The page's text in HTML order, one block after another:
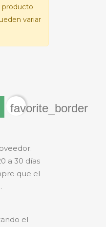
producto
variar
favorite_border
a 30 días
que el
el